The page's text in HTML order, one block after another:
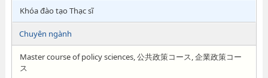
Khóa đào tạo Thạc sĩ
Chuyên ngành
Master course of policy sciences, 公共政策コース, 企業政策コー
ス